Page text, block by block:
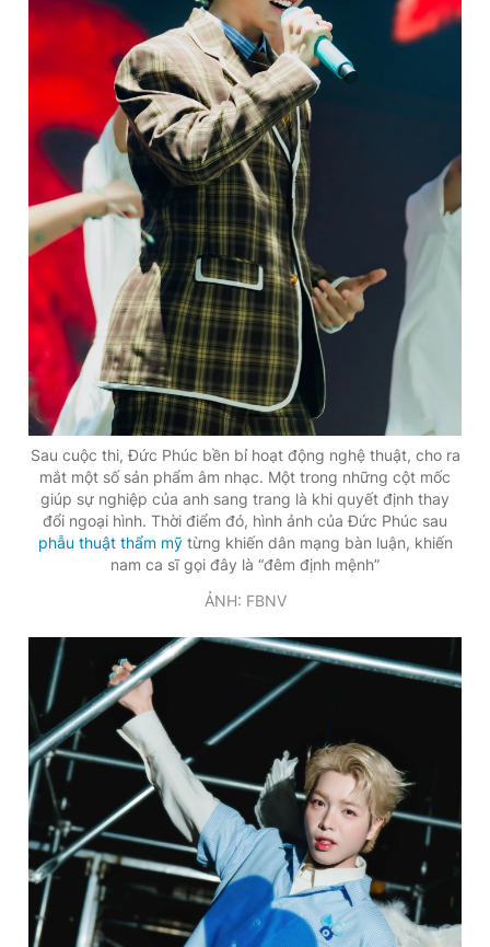
Sau cuộc thi, Đức Phúc bền bỉ hoạt động nghệ thuật, cho ra
mắt một số sản phẩm âm nhạc. Một trong những cột mốc
giúp sự nghiệp của anh sang trang là khi quyết định thay
đổi ngoại hình. Thời điểm đó, hình ảnh của Đức Phúc sau
phẫu thuật thẩm mỹtừng khiến dân mạng bàn luận, khiến
nam ca sĩ gọi đây là “đêm định mệnh”
ẢNH: FBNV